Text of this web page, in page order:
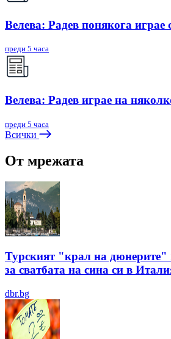
Велева: Радев понякога
преди 5 часа
Велева: Радев играе на
преди 5 часа
Всички
От мрежата
Турският "крал на дюнерите"
за сватбата на сина си в
dbr.bg